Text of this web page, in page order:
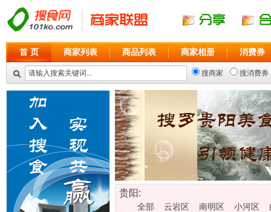
首 页 商家列表 商品列表 商家相册 消费券
搜商家 搜消费券
贵阳:
全部 云岩区 南明区 小河区